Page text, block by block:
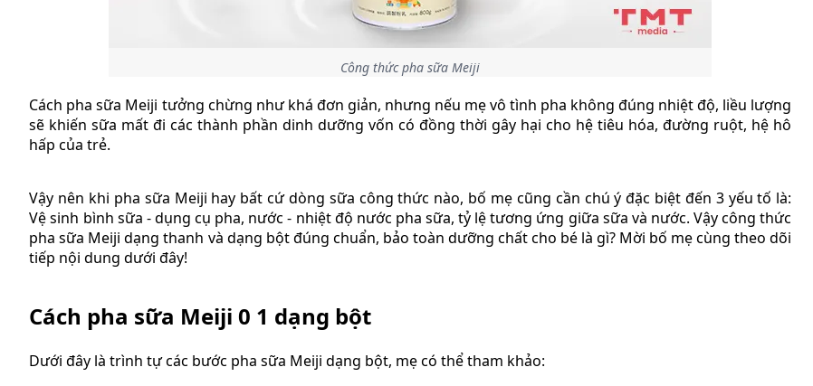
Công thức pha sữa Meiji
Cách pha sữa Meiji tưởng chừng như khá đơn giản, nhưng nếu mẹ vô tình pha không đúng nhiệt độ, liều lượng
sẽ khiến sữa mất đi các thành phần dinh dưỡng vốn có đồng thời gây hại cho hệ tiêu hóa, đường ruột, hệ hô
hấp của trẻ.
Vậy nên khi pha sữa Meiji hay bất cứ dòng sữa công thức nào, bố mẹ cũng cần chú ý đặc biệt đến 3 yếu tố là:
Vệ sinh bình sữa - dụng cụ pha, nước - nhiệt độ nước pha sữa, tỷ lệ tương ứng giữa sữa và nước. Vậy công thức
pha sữa Meiji dạng thanh và dạng bột đúng chuẩn, bảo toàn dưỡng chất cho bé là gì? Mời bố mẹ cùng theo dõi
tiếp nội dung dưới đây!
Cách pha sữa Meiji 0 1 dạng bột
Dưới đây là trình tự các bước pha sữa Meiji dạng bột, mẹ có thể tham khảo: